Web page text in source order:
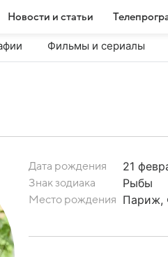
Новости и статьи
Фильмы и сериалы
Дата рождения 21
Знак зодиака Рыбы
Место рождения Париж,